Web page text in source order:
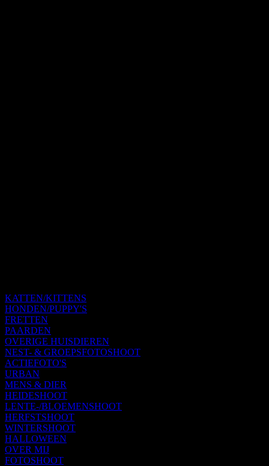
KATTEN/KITTENS
HONDEN/PUPPY'S
FRETTEN
PAARDEN
OVERIGE HUISDIEREN
NEST- & GROEPSFOTOSHOOT
ACTIEFOTO'S
URBAN
MENS & DIER
HEIDESHOOT
LENTE-/BLOEMENSHOOT
HERFSTSHOOT
WINTERSHOOT
HALLOWEEN
OVER MIJ
FOTOSHOOT